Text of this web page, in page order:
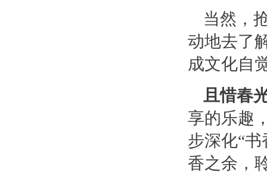
当然，
动地去了
成文化自
且惜春
享的乐趣
步深化“
香之余，